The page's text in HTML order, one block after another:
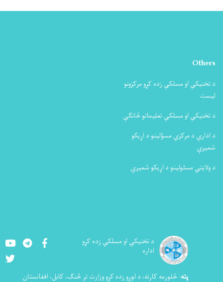
Others
د تخنیکي او مسلکي زده کړو مرکزونو
لیست
د تخنیکي او مسلکي تعلیماتو څانګې
د ادارې د مرکزي مسؤلینو د اړیکو
شمیرې
د ولایتي مسئولینو د اړیکو شمیرې
د تخنيکي او مسلکي زده کړو
اداره
YoutubeLinkedIn
پته: څلورمه کارته، د لوړو زده کړو وزارت تر څنګ، کابل، افغانستان